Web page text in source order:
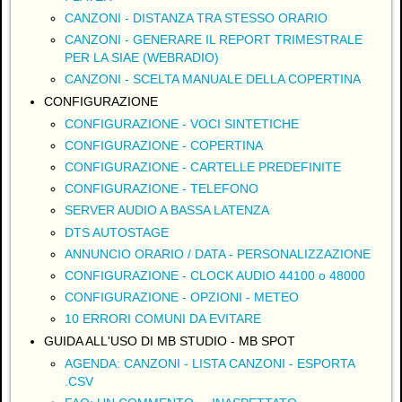
CANZONI - DISTANZA TRA STESSO ORARIO
CANZONI - GENERARE IL REPORT TRIMESTRALE
PER LA SIAE (WEBRADIO)
CANZONI - SCELTA MANUALE DELLA COPERTINA
CONFIGURAZIONE
CONFIGURAZIONE - VOCI SINTETICHE
CONFIGURAZIONE - COPERTINA
CONFIGURAZIONE - CARTELLE PREDEFINITE
CONFIGURAZIONE - TELEFONO
SERVER AUDIO A BASSA LATENZA
DTS AUTOSTAGE
ANNUNCIO ORARIO / DATA - PERSONALIZZAZIONE
CONFIGURAZIONE - CLOCK AUDIO 44100 o 48000
CONFIGURAZIONE - OPZIONI - METEO
10 ERRORI COMUNI DA EVITARE
GUIDA ALL'USO DI MB STUDIO - MB SPOT
AGENDA: CANZONI - LISTA CANZONI - ESPORTA
.CSV